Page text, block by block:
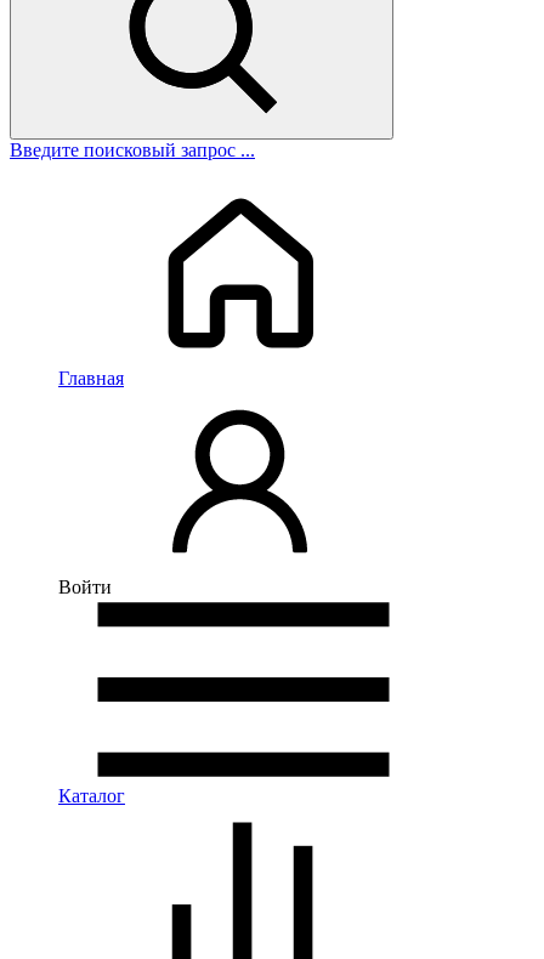
Введите поисковый запрос ...
Главная
Войти
Каталог